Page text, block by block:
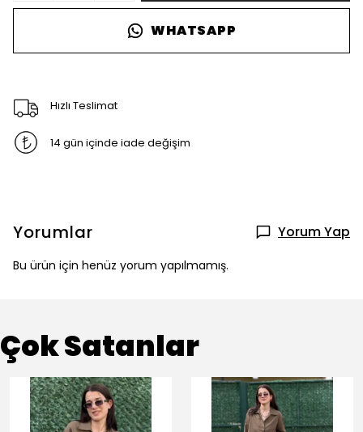
WHATSAPP
Hızlı Teslimat
14 gün içinde iade değişim
Yorumlar Yorum Yap
Bu ürün için henüz yorum yapılmamış.
Çok Satanlar